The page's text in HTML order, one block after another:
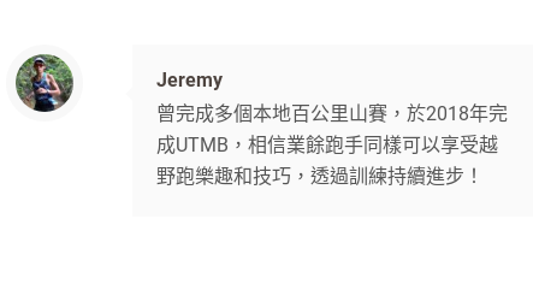
Jeremy
曾完成多個本地百公里山賽，於2018年完
成UTMB，相信業餘跑手同樣可以享受越
野跑樂趣和技巧，透過訓練持續進步！